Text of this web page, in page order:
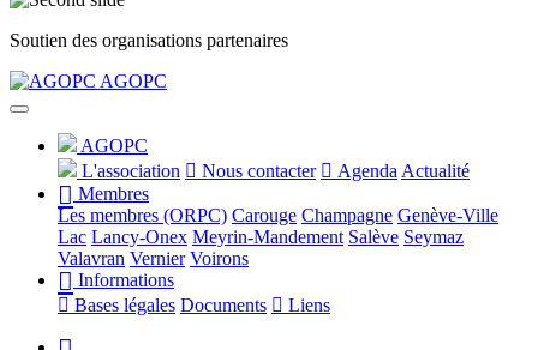
Soutien des organisations partenaires
Précédent
Suivant AGOPC
AGOPC
L'association
Nous contacter Agenda Actualité
Membres
Les membres (ORPC) Carouge Champagne Genève-Ville
Lac Lancy-Onex Meyrin-Mandement Salève Seymaz
Valavran Vernier Voirons
Informations
Bases légales Documents Liens